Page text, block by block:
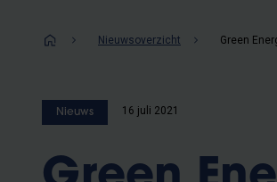
Kruimelpad
Nieuwsoverzicht
Nieuws 16 juli 2021